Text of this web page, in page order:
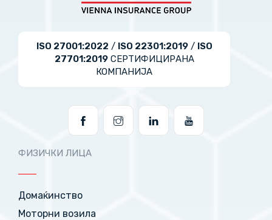
ISO 27001:2022 / ISO 22301:2019/ ISO
27701:2019СЕРТИФИЦИРАНА
КОМПАНИЈА
ФИЗИЧКИ ЛИЦА
Домаќинство
Моторни возила